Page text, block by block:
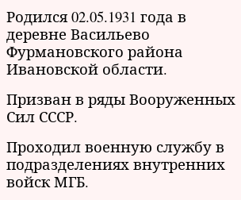
Родился 02.05.1931 года в
деревне Васильево
Фурмановского района
Ивановской области.
Призван в ряды Вооруженных
Сил СССР.
Проходил военную службу в
подразделениях внутренних
войск МГБ.